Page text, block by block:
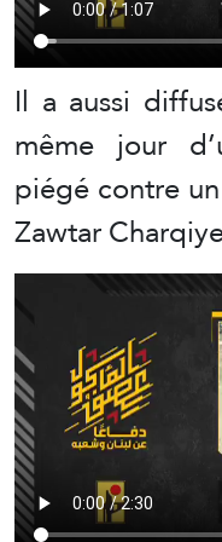
Il a aussi
même jour
piégé contre
Zawtar